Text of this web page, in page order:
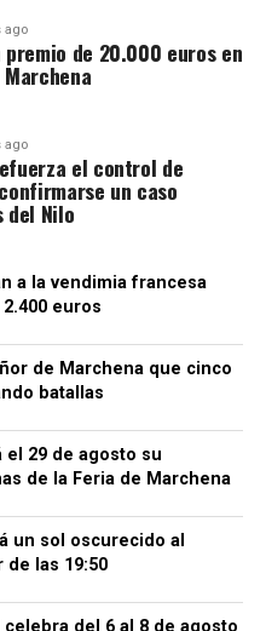
hechos en su Fiesta
se transforma en un
escenas teatrales
la entrada castellana.
han incorporado
Ponce de León
Ayuntamiento de
que encendió
ago
premio de 20.000 euros en
ago
el control de
un caso
del Nilo
a la vendimia francesa
euros
de Marchena que cinco
batallas
el 29 de agosto su
de la Feria de Marchena
un sol oscurecido al
de las 19:50
del 6 al 8 de agosto